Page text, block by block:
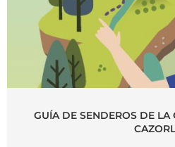
GUÍA DE SENDEROS DE LA